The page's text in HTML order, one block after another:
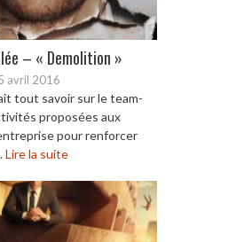
– « Demolition »
avril 2016
savoir sur le team-
proposées aux
pour renforcer
Lire la suite